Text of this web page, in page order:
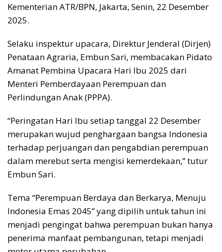
Kementerian ATR/BPN, Jakarta, Senin, 22 Desember
2025.
Selaku inspektur upacara, Direktur Jenderal (Dirjen)
Penataan Agraria, Embun Sari, membacakan Pidato
Amanat Pembina Upacara Hari Ibu 2025 dari
Menteri Pemberdayaan Perempuan dan
Perlindungan Anak (PPPA).
“Peringatan Hari Ibu setiap tanggal 22 Desember
merupakan wujud penghargaan bangsa Indonesia
terhadap perjuangan dan pengabdian perempuan
dalam merebut serta mengisi kemerdekaan,” tutur
Embun Sari.
Tema “Perempuan Berdaya dan Berkarya, Menuju
Indonesia Emas 2045” yang dipilih untuk tahun ini
menjadi pengingat bahwa perempuan bukan hanya
penerima manfaat pembangunan, tetapi menjadi